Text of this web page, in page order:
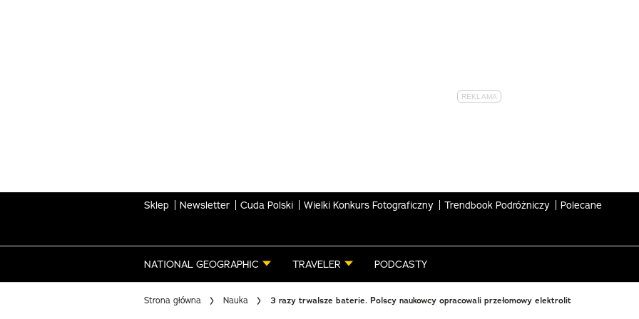
Sklep Newsletter Cuda Polski Wielki Konkurs Fotograficzny Trendbook Podróżniczy Polecane
NATIONAL GEOGRAPHIC TRAVELER PODCASTY
Strona główna Nauka 3 razy trwalsze baterie. Polscy naukowcy opracowali przełomowy elektrolit